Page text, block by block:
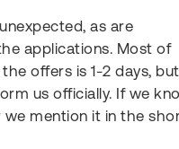
as are
applications. Most of
offers is 1-2 days, but
us officially. If we
mention it in the